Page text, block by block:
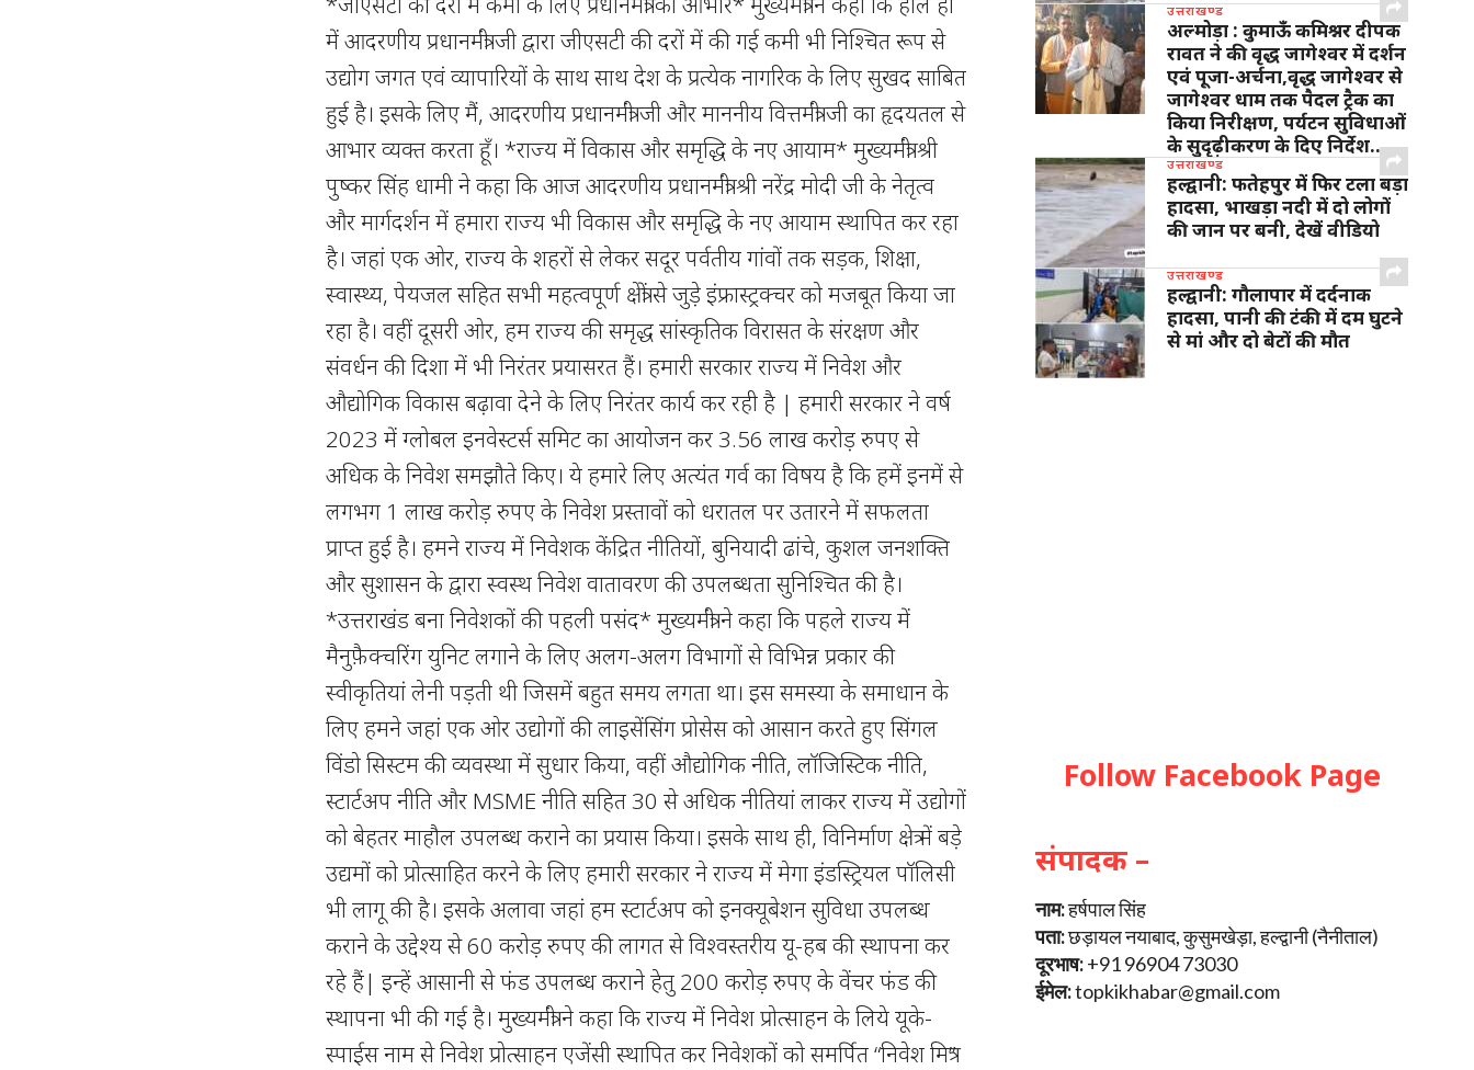
उत्तराखण्ड
अल्मोड़ा : कुमाऊँ कमिश्नर दीपक
रावत ने की वृद्ध जागेश्वर में दर्शन
एवं पूजा-अर्चना,वृद्ध जागेश्वर से
जागेश्वर धाम तक पैदल ट्रैक का
किया निरीक्षण, पर्यटन सुविधाओं
के सुदृढ़ीकरण के दिए निर्देश…
उत्तराखण्ड
हल्द्वानी: फतेहपुर में फिर टला बड़ा
हादसा, भाखड़ा नदी में दो लोगों
की जान पर बनी, देखें वीडियो
उत्तराखण्ड
हल्द्वानी: गौलापार में दर्दनाक
हादसा, पानी की टंकी में दम घुटने
से मां और दो बेटों की मौत
Follow Facebook Page
संपादक –
नाम:हर्षपाल सिंह
पता:छड़ायल नयाबाद, कुसुमखेड़ा, हल्द्वानी (नैनीताल)
दूरभाष:+91 96904 73030
ईमेल:topkikhabar@gmail.com